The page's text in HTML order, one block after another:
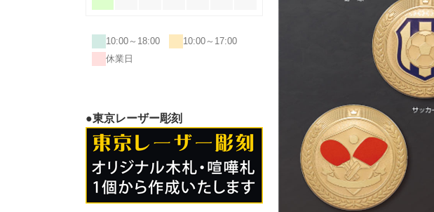
10:00～18:00
10:00～17:00
休業日
●東京レーザー彫刻